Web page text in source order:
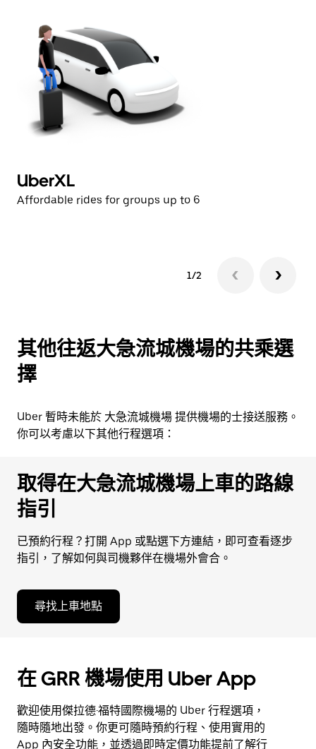
UberXL
Affordable rides for groups up to 6
1/2
其他往返大急流城機場的共乘選
擇
Uber 暫時未能於 大急流城機場 提供機場的士接送服務。
你可以考慮以下其他行程選項：
取得在大急流城機場上車的路線
指引
已預約行程？打開 App 或點選下方連結，即可查看逐步
指引，了解如何與司機夥伴在機場外會合。
尋找上車地點
在 GRR 機場使用 Uber App
歡迎使用傑拉德·福特國際機場的 Uber 行程選項，
隨時隨地出發。你更可隨時預約行程、使用實用的
App 內安全功能，並透過即時定價功能提前了解行